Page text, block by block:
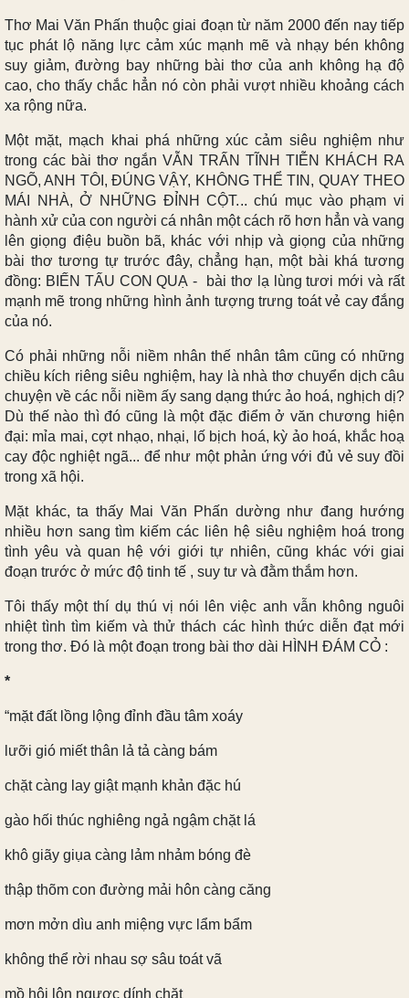
Thơ Mai Văn Phấn thuộc giai đoạn từ năm 2000 đến nay tiếp
tục phát lộ năng lực cảm xúc mạnh mẽ và nhạy bén không
suy giảm, đường bay những bài thơ của anh không hạ độ
cao, cho thấy chắc hẳn nó còn phải vượt nhiều khoảng cách
xa rộng nữa.
Một mặt, mạch khai phá những xúc cảm siêu nghiệm như
trong các bài thơ ngắn VẪN TRẤN TĨNH TIỄN KHÁCH RA
NGÕ, ANH TÔI, ĐÚNG VẬY, KHÔNG THỂ TIN, QUAY THEO
MÁI NHÀ, Ở NHỮNG ĐỈNH CỘT... chú mục vào phạm vi
hành xử của con người cá nhân một cách rõ hơn hẳn và vang
lên giọng điệu buồn bã, khác với nhịp và giọng của những
bài thơ tương tự trước đây, chẳng hạn, một bài khá tương
đồng: BIẾN TẤU CON QUẠ - bài thơ lạ lùng tươi mới và rất
mạnh mẽ trong những hình ảnh tượng trưng toát vẻ cay đắng
của nó.
Có phải những nỗi niềm nhân thế nhân tâm cũng có những
chiều kích riêng siêu nghiệm, hay là nhà thơ chuyển dịch câu
chuyện về các nỗi niềm ấy sang dạng thức ảo hoá, nghịch dị?
Dù thế nào thì đó cũng là một đặc điểm ở văn chương hiện
đại: mỉa mai, cợt nhạo, nhại, lố bịch hoá, kỳ ảo hoá, khắc hoạ
cay độc nghiệt ngã... để như một phản ứng với đủ vẻ suy đồi
trong xã hội.
Mặt khác, ta thấy Mai Văn Phấn dường như đang hướng
nhiều hơn sang tìm kiếm các liên hệ siêu nghiệm hoá trong
tình yêu và quan hệ với giới tự nhiên, cũng khác với giai
đoạn trước ở mức độ tinh tế , suy tư và đằm thắm hơn.
Tôi thấy một thí dụ thú vị nói lên việc anh vẫn không nguôi
nhiệt tình tìm kiếm và thử thách các hình thức diễn đạt mới
trong thơ. Đó là một đoạn trong bài thơ dài HÌNH ĐÁM CỎ :
*
“mặt đất lồng lộng đỉnh đầu tâm xoáy
lưỡi gió miết thân lả tả càng bám
chặt càng lay giật mạnh khản đặc hú
gào hối thúc nghiêng ngả ngậm chặt lá
khô giãy giụa càng lảm nhảm bóng đè
thập thõm con đường mải hôn càng căng
mơn mởn dìu anh miệng vực lẩm bẩm
không thể rời nhau sợ sâu toát vã
mồ hôi lộn ngược dính chặt